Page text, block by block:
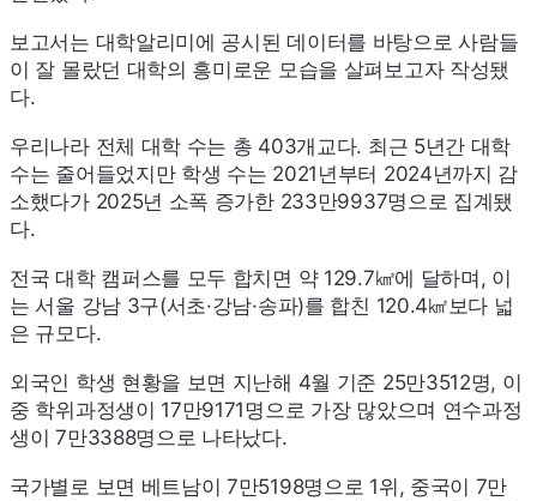
보고서는 대학알리미에 공시된 데이터를 바탕으로 사람들
이 잘 몰랐던 대학의 흥미로운 모습을 살펴보고자 작성됐
다.
우리나라 전체 대학 수는 총 403개교다. 최근 5년간 대학
수는 줄어들었지만 학생 수는 2021년부터 2024년까지 감
소했다가 2025년 소폭 증가한 233만9937명으로 집계됐
다.
전국 대학 캠퍼스를 모두 합치면 약 129.7㎢에 달하며, 이
는 서울 강남 3구(서초·강남·송파)를 합친 120.4㎢보다 넓
은 규모다.
외국인 학생 현황을 보면 지난해 4월 기준 25만3512명, 이
중 학위과정생이 17만9171명으로 가장 많았으며 연수과정
생이 7만3388명으로 나타났다.
국가별로 보면 베트남이 7만5198명으로 1위, 중국이 7만